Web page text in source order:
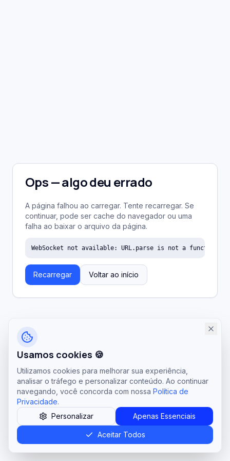
Ops — algo deu errado
A página falhou ao carregar. Tente recarregar. Se
continuar, pode ser cache do navegador ou uma
falha ao baixar o arquivo da página.
WebSocket not available: URL.parse is not a function
Recarregar Voltar ao início
Usamos cookies 🍪
Utilizamos cookies para melhorar sua experiência,
analisar o tráfego e personalizar conteúdo. Ao continuar
navegando, você concorda com nossa Política de
Privacidade.
Personalizar
Apenas Essenciais
Aceitar Todos